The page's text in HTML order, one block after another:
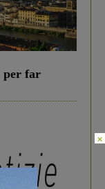
per far
×